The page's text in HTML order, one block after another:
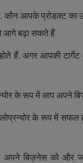
कौन आपके प्रोडक्ट
आगे बढ़ा सकते हैं
हैं. अगर आपकी
के रूप में आप अपने
के रूप में सफल
बिज़नेस को और